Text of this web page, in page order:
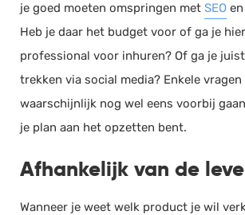
je goed moeten omspringen met SEO en
Heb je daar het budget voor of ga je
professional voor inhuren? Of ga je
trekken via social media? Enkele vragen
waarschijnlijk nog wel eens voorbij
je plan aan het opzetten bent.
Afhankelijk van de
Wanneer je weet welk product je wil